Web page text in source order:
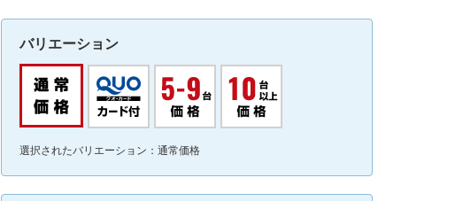
バリエーション
選択されたバリエーション：通常価格